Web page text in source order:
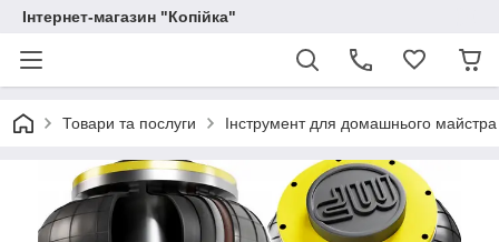
Інтернет-магазин "Копійка"
Товари та послуги Інструмент для домашнього майстра